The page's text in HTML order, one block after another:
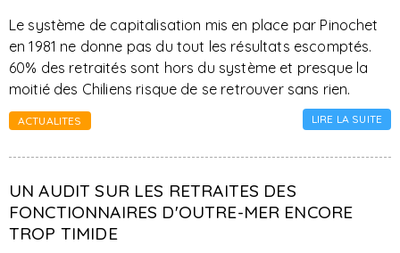
Le système de capitalisation mis en place par Pinochet
en 1981 ne donne pas du tout les résultats escomptés.
60% des retraités sont hors du système et presque la
moitié des Chiliens risque de se retrouver sans rien.
ACTUALITES LIRE LA SUITE
UN AUDIT SUR LES RETRAITES DES
FONCTIONNAIRES D'OUTRE-MER ENCORE
TROP TIMIDE